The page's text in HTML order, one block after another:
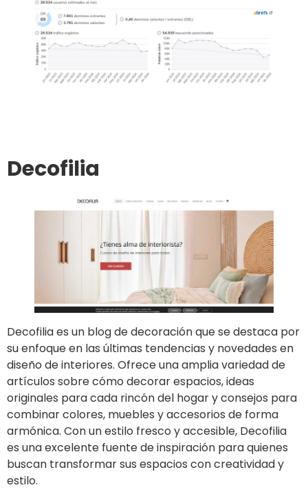
Decofilia
Decofilia es un blog de decoración que se destaca por
su enfoque en las últimas tendencias y novedades en
diseño de interiores. Ofrece una amplia variedad de
artículos sobre cómo decorar espacios, ideas
originales para cada rincón del hogar y consejos para
combinar colores, muebles y accesorios de forma
armónica. Con un estilo fresco y accesible, Decofilia
es una excelente fuente de inspiración para quienes
buscan transformar sus espacios con creatividad y
estilo.